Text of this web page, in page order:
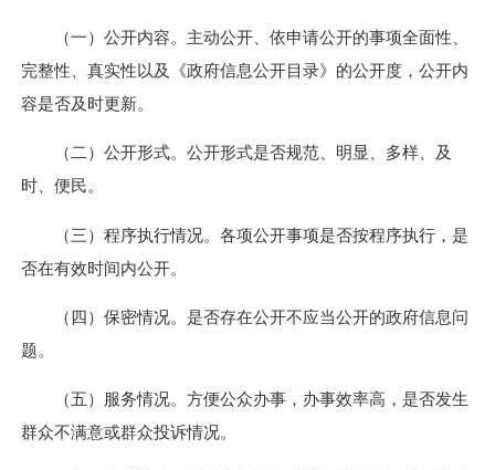
（一）公开内容。主动公开、依申请公开的事项全面性、
完整性、真实性以及《政府信息公开目录》的公开度，公开内
容是否及时更新。
（二）公开形式。公开形式是否规范、明显、多样、及
时、便民。
（三）程序执行情况。各项公开事项是否按程序执行，是
否在有效时间内公开。
（四）保密情况。是否存在公开不应当公开的政府信息问
题。
（五）服务情况。方便公众办事，办事效率高，是否发生
群众不满意或群众投诉情况。